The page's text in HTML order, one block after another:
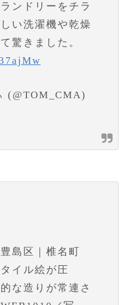
ンドリーをチラ
い洗濯機や乾燥
驚きました。
(@TOM_CMA)
島区｜椎名町
イル絵が圧
な造りが常連さ